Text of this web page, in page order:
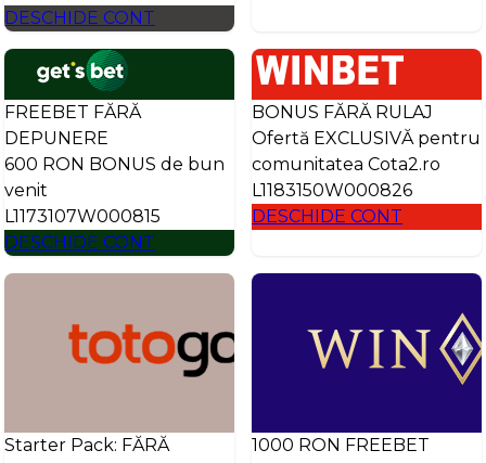
DESCHIDE CONT
FREEBET FĂRĂ
DEPUNERE
600 RON BONUS de bun
venit
L1173107W000815
DESCHIDE CONT
BONUS FĂRĂ RULAJ
Ofertă EXCLUSIVĂ pentru
comunitatea Cota2.ro
L1183150W000826
DESCHIDE CONT
Starter Pack: FĂRĂ
1000 RON FREEBET